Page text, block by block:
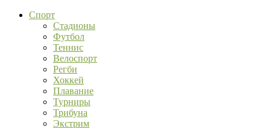
Спорт
Стадионы
Футбол
Теннис
Велоспорт
Регби
Хоккей
Плавание
Турниры
Трибуна
Экстрим